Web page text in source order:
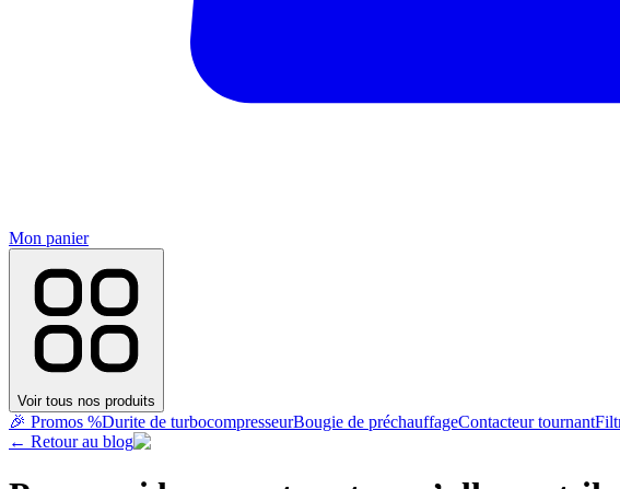
Mon panier
Voir tous nos produits
🎉 Promos %Durite de turbocompresseurBougie de préchauffageContacteur tournant
← Retour au blog